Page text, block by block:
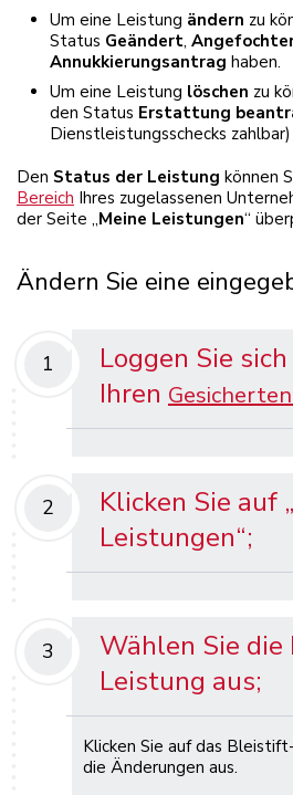
Um eine Leistung ändern zu
Status Geändert,
Annukkierungsantrag haben.
Um eine Leistung löschen zu
den Status Erstattung
Dienstleistungsschecks
Den Status der Leistung können
Bereich Ihres zugelassenen
der Seite „Meine Leistungen“
Ändern Sie eine
1
Loggen Sie
Ihren
2
Klicken Sie auf
Leistungen“;
3
Wählen Sie
Leistung aus;
Klicken Sie auf das
die Änderungen aus.